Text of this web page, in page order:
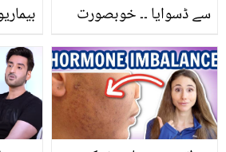
بھی
سے ڈسوایا ۔۔ خوبصورت
سے شادی کی، مصر کی
ملکہ سے متعلق دلچسپ
معلومات